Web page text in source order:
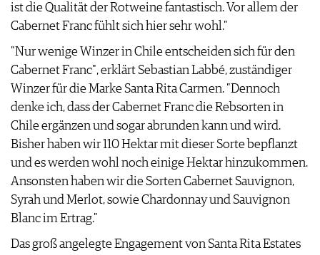
ist die Qualität der Rotweine fantastisch. Vor allem der
Cabernet Franc fühlt sich hier sehr wohl."
"Nur wenige Winzer in Chile entscheiden sich für den
Cabernet Franc", erklärt Sebastian Labbé, zuständiger
Winzer für die Marke Santa Rita Carmen. "Dennoch
denke ich, dass der Cabernet Franc die Rebsorten in
Chile ergänzen und sogar abrunden kann und wird.
Bisher haben wir 110 Hektar mit dieser Sorte bepflanzt
und es werden wohl noch einige Hektar hinzukommen.
Ansonsten haben wir die Sorten Cabernet Sauvignon,
Syrah und Merlot, sowie Chardonnay und Sauvignon
Blanc im Ertrag."
Das groß angelegte Engagement von Santa Rita Estates